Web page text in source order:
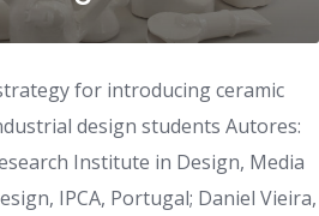
for introducing ceramic
design students Autores:
Institute in Design, Media
IPCA, Portugal; Daniel Vieira,